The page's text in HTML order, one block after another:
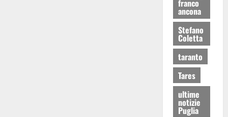
franco
ancona
Stefano
Coletta
taranto
Tares
ultime
notizie
Puglia